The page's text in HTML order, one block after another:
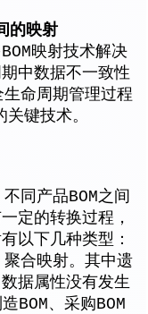
的映射
映射技术解决
中数据不一致性
命周期管理过程
键技术。
同产品BOM之间
定的转换过程，
以下几种类型：
合映射。其中遗
据属性没有发生
BOM、采购BOM